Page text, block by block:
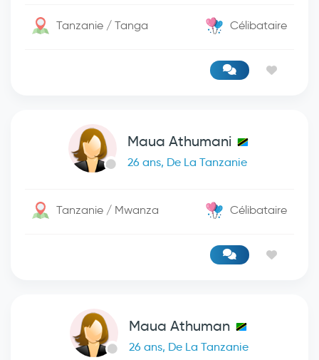
Tanzanie / Tanga Célibataire
Maua Athumani
26 ans, De La Tanzanie
Tanzanie / Mwanza Célibataire
Maua Athuman
26 ans, De La Tanzanie